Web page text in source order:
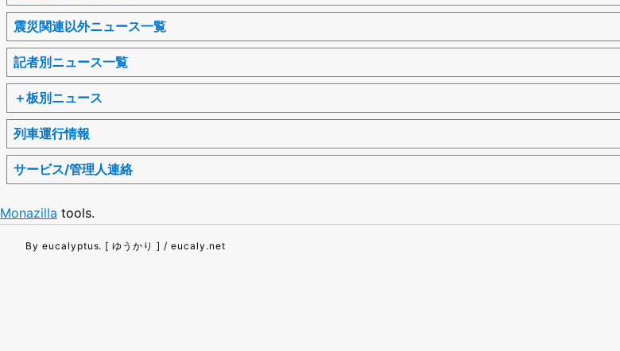
震災関連以外ニュース一覧
記者別ニュース一覧
＋板別ニュース
列車運行情報
サービス/管理人連絡
Monazilla tools.
By eucalyptus. [ ゆうかり ] / eucaly.net